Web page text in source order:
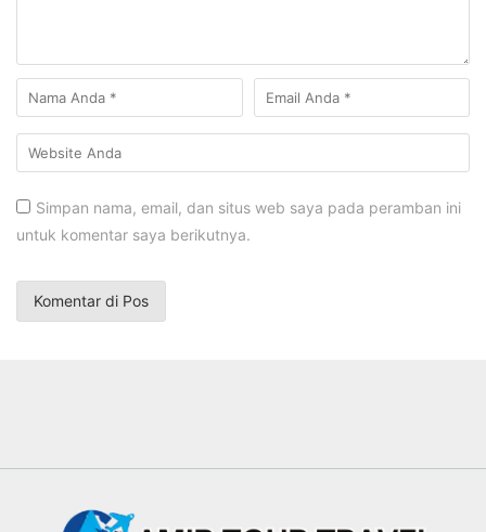
Simpan nama, email, dan situs web saya pada peramban ini
untuk komentar saya berikutnya.